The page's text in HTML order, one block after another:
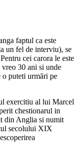
faptul ca este
un fel de interviu), se
cei carora le este
vreo 30 ani si unde
o puteti urmări pe
exercitiu al lui Marcel
chestionarul in
din Anglia si numit
secolului XIX